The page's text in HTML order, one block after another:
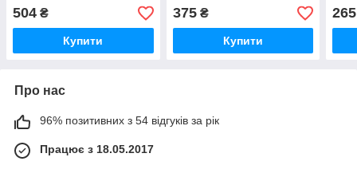
504 ₴
Купити
375₴
Купити
265
Про нас
96% позитивних з 54 відгуків за рік
Працює з 18.05.2017